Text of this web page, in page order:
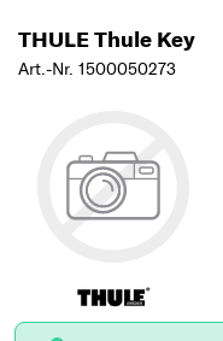
THULE Thule Key
Art.-Nr. 1500050273